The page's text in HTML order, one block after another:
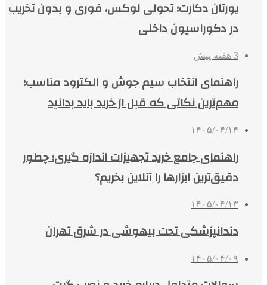
یورتان دکارت؛ تحولی لوکس، فوری و بدون تخریب
در دکوراسیون داخلی
3 هفته پیش
راهنمای انتخاب سیم جوش و الکترود مناسب؛
مهم‌ترین نکاتی که قبل از خرید باید بدانید
۱۴۰۵/۰۴/۱۴
راهنمای جامع خرید تجهیزات اندازه گیری؛ چطور
دقیق‌ترین ابزارها را آنلاین بخریم؟
۱۴۰۵/۰۴/۱۳
دندانپزشکی تحت بیهوشی در شرق تهران
۱۴۰۵/۰۴/۰۹